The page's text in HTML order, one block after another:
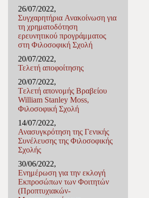
26/07/2022,
Συγχαρητήρια Ανακοίνωση για
τη χρηματοδότηση
ερευνητικού προγράμματος
στη Φιλοσοφική Σχολή
20/07/2022,
Τελετή αποφοίτησης
20/07/2022,
Tελετή απονομής Βραβείου
William Stanley Moss,
Φιλοσοφική Σχολή
14/07/2022,
Ανασυγκρότηση της Γενικής
Συνέλευσης της Φιλοσοφικής
Σχολής
30/06/2022,
Ενημέρωση για την εκλογή
Εκπροσώπων των Φοιτητών
(Προπτυχιακών-